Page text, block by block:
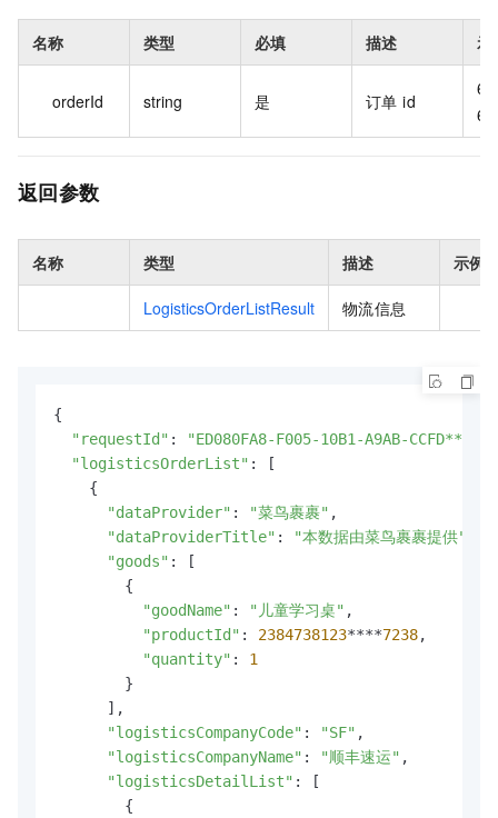
名称 类型 必填 描述 示
orderId string 是 订单 id
返回参数
名称 类型 描述 示例
LogisticsOrderListResult 物流信息
{
"requestId" :
"ED080FA8-F005-10B1-A9AB-
"logisticsOrderList" : [
    {
"dataProvider" : "菜鸟裹裹" ,
"dataProviderTitle" : "本数据由菜鸟裹裹提供"
"goods" : [
        {
"goodName" : "儿童学习桌" ,
"productId" : 2384738123****7238,
"quantity" : 1
        }
      ],
"logisticsCompanyCode" : "SF" ,
"logisticsCompanyName" : "顺丰速运" ,
"logisticsDetailList" : [
        {